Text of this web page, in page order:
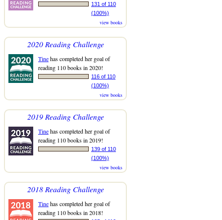
131 of 110
(100%)
view books
2020 Reading Challenge
Tinehas completed her goal of
reading 110 books in 2020!
116 of 110
(100%)
view books
2019 Reading Challenge
Tinehas completed her goal of
reading 110 books in 2019!
139 of 110
(100%)
view books
2018 Reading Challenge
Tinehas completed her goal of
reading 110 books in 2018!